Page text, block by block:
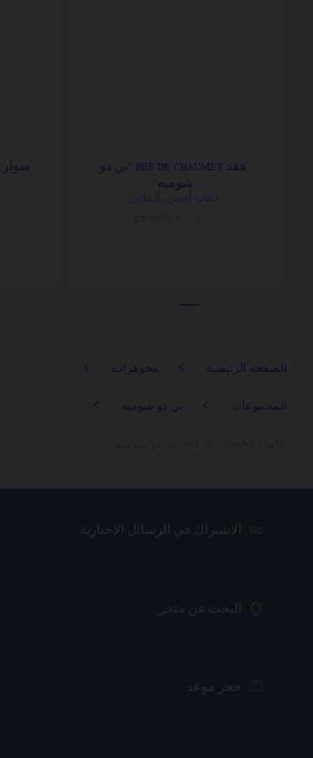
عقد BEE DE CHAUMET "بي دو
شوميه"
الاشتراك في الرسائل الإخبارية
البحث عن متجر
حجز موعد